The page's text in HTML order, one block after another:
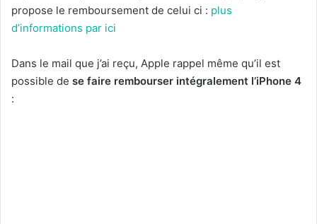
propose le remboursement de celui ci : plus
d’informations par ici
Dans le mail que j’ai reçu, Apple rappel même qu’il est
possible de se faire rembourser intégralement l’iPhone 4
: